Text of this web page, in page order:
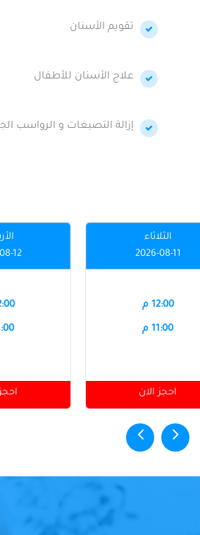
تقويم الأسنان
علاج الأسنان للأطفال
إزالة التصبغات و الرواسب
الثلاثاء
2026-08-11
12:00 م
11:00 م
احجز الان
12